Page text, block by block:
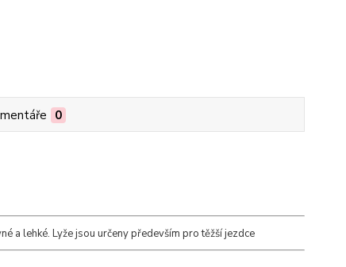
0
a lehké. Lyže jsou určeny především pro těžší jezdce